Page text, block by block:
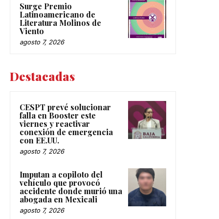
Surge Premio
Latinoamericano de
Literatura Molinos de
Viento
agosto 7, 2026
Destacadas
CESPT prevé solucionar
falla en Booster este
viernes y reactivar
conexión de emergencia
con EE.UU.
agosto 7, 2026
Imputan a copiloto del
vehículo que provocó
accidente donde murió una
abogada en Mexicali
agosto 7, 2026